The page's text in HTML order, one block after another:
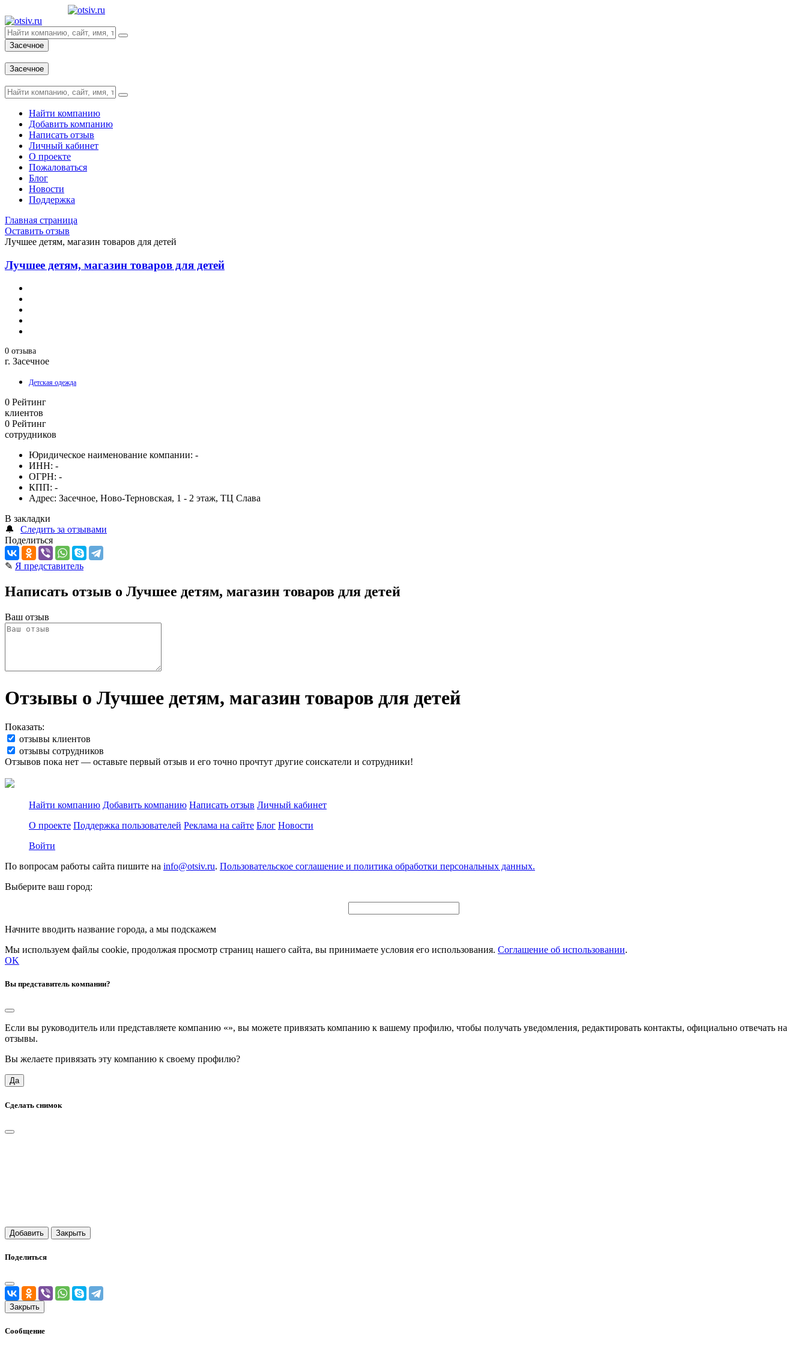
Засечное
Засечное
Найти компанию
Добавить компанию
Написать отзыв
Личный кабинет
О проекте
Пожаловаться
Блог
Новости
Поддержка
Главная страница
Оставить отзыв
Лучшее детям, магазин товаров для детей
Лучшее детям, магазин товаров для детей
0 отзыва
г. Засечное
Детская одежда
0 Рейтинг
клиентов
0 Рейтинг
сотрудников
Юридическое наименование компании: -
ИНН: -
ОГРН: -
КПП: -
Адрес: Засечное, Ново-Терновская, 1 - 2 этаж, ТЦ Слава
В закладки
🔔
Следить за отзывами
Поделиться
✎ Я представитель
Написать отзыв о Лучшее детям, магазин товаров для детей
Ваш отзыв
Отзывы о Лучшее детям, магазин товаров для детей
Показать:
отзывы клиентов
отзывы сотрудников
Отзывов пока нет — оставьте первый отзыв и его точно прочтут другие соискатели и сотрудники!
Найти компанию Добавить компанию Написать отзыв Личный кабинет
О проекте Поддержка пользователей Реклама на сайте Блог Новости
Войти
По вопросам работы сайта пишите на info@otsiv.ru. Пользовательское соглашение и политика обработки персональных данных.
Выберите ваш город:
Начните вводить название города, а мы подскажем
Мы используем файлы cookie, продолжая просмотр страниц нашего сайта, вы принимаете условия его использования. Соглашение об использовании.
OK
Вы представитель компании?
Если вы руководитель или представляете компанию «», вы можете привязать компанию к вашему профилю, чтобы получать уведомления, редактировать контакты, официально отвечать на
отзывы.
Вы желаете привязать эту компанию к своему профилю?
Да
Сделать снимок
Добавить Закрыть
Поделиться
Закрыть
Сообщение